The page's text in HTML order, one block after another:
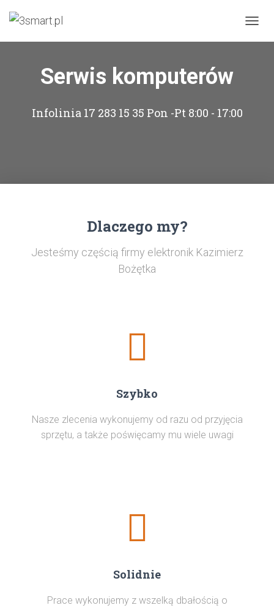
Serwis komputerów
Infolinia 17 283 15 35 Pon -Pt 8:00 - 17:00
Dlaczego my?
Jesteśmy częścią firmy elektronik Kazimierz
Bożętka
Szybko
Nasze zlecenia wykonujemy od razu od przyjęcia
sprzętu, a także poświęcamy mu wiele uwagi
Solidnie
Prace wykonujemy z wszelką dbałością o